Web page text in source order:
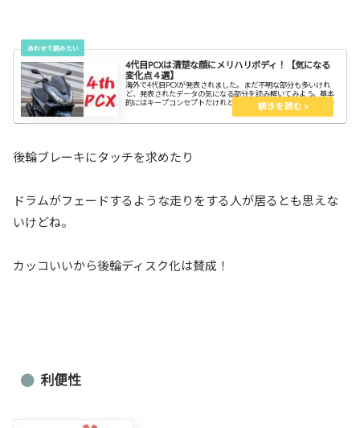
4代目PCXは清楚な顔にメリハリボディ！【気になる
変化点４選】
海外で4代目PCXが発表されました。まだ不明な部分も多いけれ
ど、発表されたデータの気になる部分を読み解いてみよう。基本
的にはキープコンセプトだけれどエンジンを始め各部がブラッシ
ュアップされてます。早く会いたいですね。
後輪ブレーキにタッチを求めたり
ドラムがフェードするような走りをする人が居るとも思えな
いけどね。
カッコいいから後輪ディスク化は賛成！
利便性